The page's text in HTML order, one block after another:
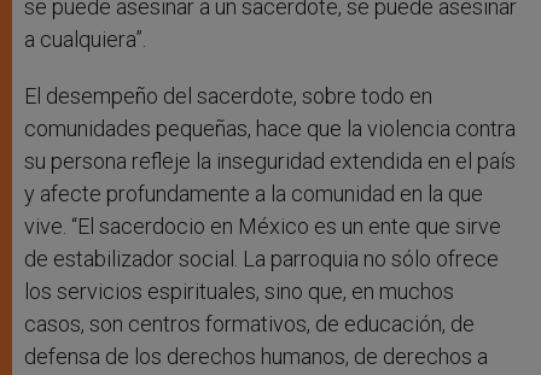
se puede asesinar a un sacerdote, se puede asesinar
a cualquiera”.
El desempeño del sacerdote, sobre todo en
comunidades pequeñas, hace que la violencia contra
su persona refleje la inseguridad extendida en el país
y afecte profundamente a la comunidad en la que
vive. “El sacerdocio en México es un ente que sirve
de estabilizador social. La parroquia no sólo ofrece
los servicios espirituales, sino que, en muchos
casos, son centros formativos, de educación, de
defensa de los derechos humanos, de derechos a